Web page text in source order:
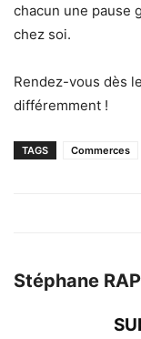
chacun une pause
chez soi.
Rendez-vous dès
différemment !
TAGS Commerces
Stéphane